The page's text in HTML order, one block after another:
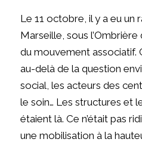
Le 11 octobre, il y a eu un
Marseille, sous l’Ombrière
du mouvement associatif.
au-delà de la question
social, les acteurs des
le soin… Les structures et
étaient là. Ce n’était pas
une mobilisation à la